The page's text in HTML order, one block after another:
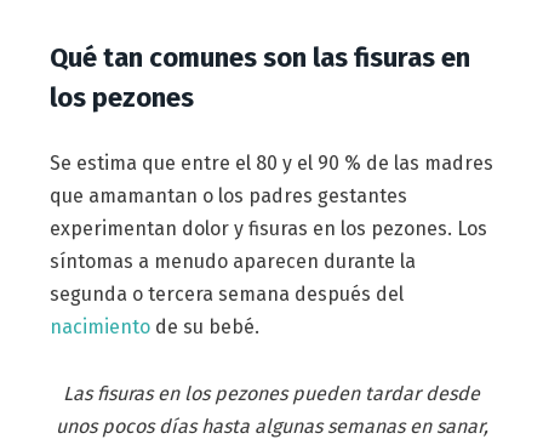
Qué tan comunes son las fisuras en
los pezones
Se estima que entre el 80 y el 90 % de las madres
que amamantan o los padres gestantes
experimentan dolor y fisuras en los pezones. Los
síntomas a menudo aparecen durante la
segunda o tercera semana después del
nacimientode su bebé.
Las fisuras en los pezones pueden tardar desde
unos pocos días hasta algunas semanas en sanar,